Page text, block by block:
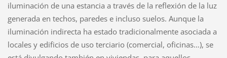
iluminación de una estancia a través de la reflexión de la luz
generada en techos, paredes e incluso suelos. Aunque la
iluminación indirecta ha estado tradicionalmente asociada a
locales y edificios de uso terciario (comercial, oficinas…), se